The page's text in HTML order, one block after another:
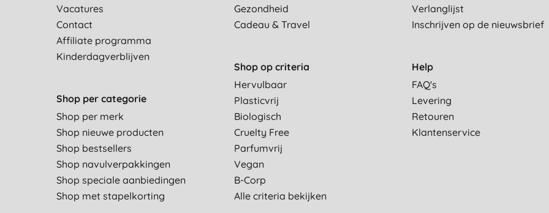
Vacatures
Contact
Affiliate programma
Kinderdagverblijven
Shop per categorie
Shop per merk
Shop nieuwe producten
Shop bestsellers
Shop navulverpakkingen
Shop speciale aanbiedingen
Shop met stapelkorting
Gezondheid
Cadeau & Travel
Shop op criteria
Hervulbaar
Plasticvrij
Biologisch
Cruelty Free
Parfumvrij
Vegan
B-Corp
Alle criteria bekijken
Verlanglijst
Inschrijven op de nieuwsbrief
Help
FAQ's
Levering
Retouren
Klantenservice